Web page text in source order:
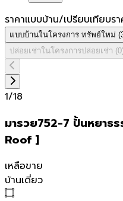
ราคาแบบบ้าน/เปรียบเทียบรา
แบบบ้านในโครงการ ทรัพย์ใหม่ (
ปล่อยเช่าในโครงการปล่อยเช่า (0
1/18
มารวย752-7 ปั้นหยาธ
Roof ]
เหลือขาย
บ้านเดี่ยว